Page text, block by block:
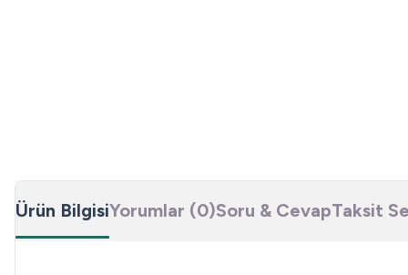
Ürün BilgisiYorumlar (0)Soru & CevapTaksit